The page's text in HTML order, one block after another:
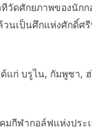
ดศักยภาพของนัก
เป็นศึกแห่งศักดิ์ศ
ก่ บรูไน, กัมพูชา,
ฬากอล์ฟแห่งประ